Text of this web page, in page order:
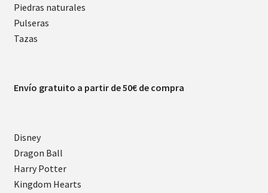
Piedras naturales
Pulseras
Tazas
Envío gratuito a partir de 50€ de compra
Disney
Dragon Ball
Harry Potter
Kingdom Hearts